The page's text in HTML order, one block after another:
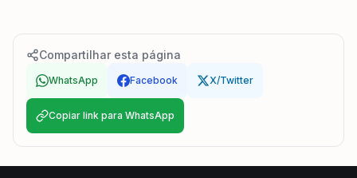
Compartilhar esta página
WhatsApp Facebook X/Twitter
Copiar link para WhatsApp